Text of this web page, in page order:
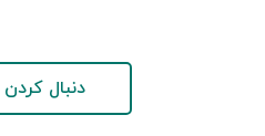
دنبال کردن